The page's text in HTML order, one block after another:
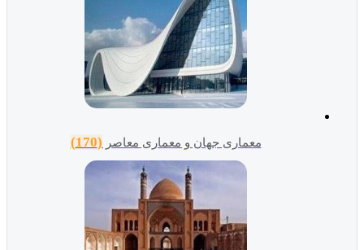
معماری جهان و معماری معاصر (170)